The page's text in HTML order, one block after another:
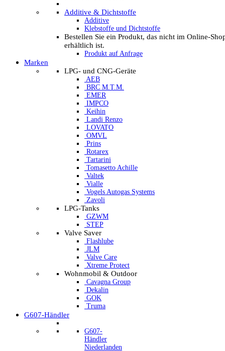
Additive & Dichtstoffe
Additive
Klebstoffe und Dichtstoffe
Bestellen Sie ein Produkt, das nicht im Online-
erhältlich ist.
Produkt auf Anfrage
Marken
LPG- und CNG-Geräte
AEB
BRC M.T.M.
EMER
IMPCO
Keihin
Landi Renzo
LOVATO
OMVL
Prins
Rotarex
Tartarini
Tomasetto Achille
Valtek
Vialle
Vogels Autogas Systems
Zavoli
LPG-Tanks
GZWM
STEP
Valve Saver
Flashlube
JLM
Valve Care
Xtreme Protect
Wohnmobil & Outdoor
Cavagna Group
Dekalin
GOK
Truma
G607-Händler
G607-
Händler
Niederlanden